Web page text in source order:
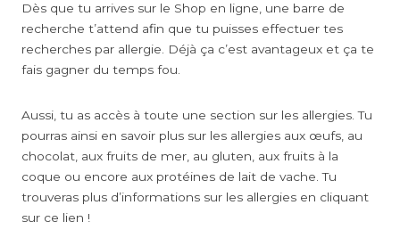
Dès que tu arrives sur le Shop en ligne, une barre de
recherche t’attend afin que tu puisses effectuer tes
recherches par allergie. Déjà ça c’est avantageux et ça te
fais gagner du temps fou.
Aussi, tu as accès à toute une section sur les allergies. Tu
pourras ainsi en savoir plus sur les allergies aux œufs, au
chocolat, aux fruits de mer, au gluten, aux fruits à la
coque ou encore aux protéines de lait de vache. Tu
trouveras plus d’informations sur les allergies en cliquant
sur ce lien !